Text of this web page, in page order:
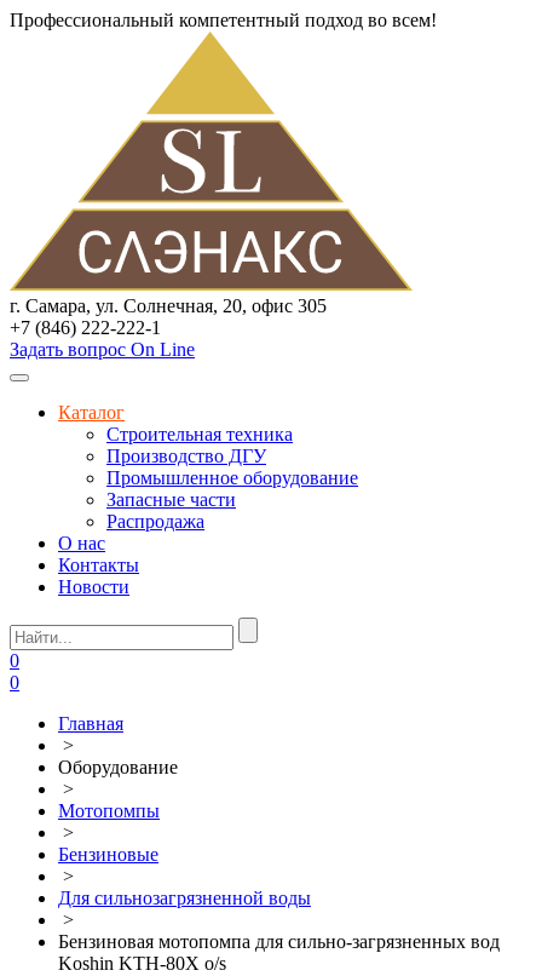
Профессиональный компетентный подход во всем!
г. Самара, ул. Солнечная, 20, офис 305
+7 (846) 222-222-1
Задать вопрос On Line
Каталог
Строительная техника
Производство ДГУ
Промышленное оборудование
Запасные части
Распродажа
О нас
Контакты
Новости
0
0
Главная
>
Оборудование
>
Мотопомпы
>
Бензиновые
>
Для сильнозагрязненной воды
>
Бензиновая мотопомпа для сильно-загрязненных вод
Koshin KTH-80X o/s